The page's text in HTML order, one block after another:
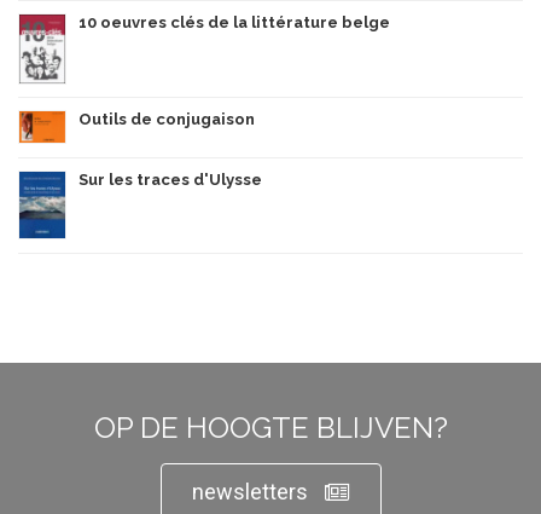
10 oeuvres clés de la littérature belge
Outils de conjugaison
Sur les traces d'Ulysse
OP DE HOOGTE BLIJVEN?
newsletters